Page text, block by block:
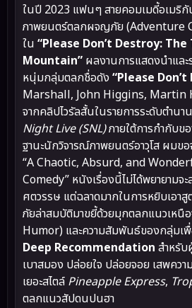
ในปี 2023 แฟนๆ สายคอมเมดี้อเมริ
ภาพยนตร์ตลกผจญภัย (Adventure
ใน “Please Don’t Destroy:
Mountain” ผลงานการแสดงนำแล
หนุ่มกลุ่มตลกชื่อดัง “Please
Marshall, John Higgins, Martin
จากคลิปไวรัลสั้นในรายการระดับตำนา
Night Live (SNL)ภายใต้การกำกับข
ฐานะนักวิจารณ์ภาพยนตร์อาวุโส ผมขอ
“A Chaotic, Absurd, and
Comedy” หนังเรื่องนี้ไม่ได้พยายามจ
ศตวรรษ แต่ฉลาดมากในการหยิบเอา
ภัยล่าสมบัติมาขยี้ด้วยมุกตลกแนวเหนื
Humor) และความสัมพันธ์ของกลุ่มเ
Deep Recommendation สำหรั
เบาสมอง ปล่อยใจ ปล่อยจอย เสพคว
เยอะสไตล์ Pineapple Express,
ตลกแนวสัปดนปนฮา